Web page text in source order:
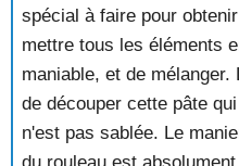
spécial à faire pour
mettre tous les éléments
maniable, et de
de découper cette pâte
n'est pas sablée. Le